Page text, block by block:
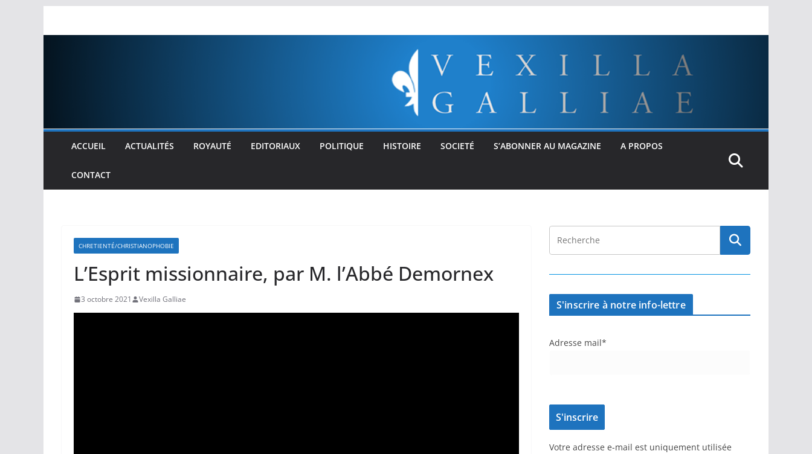
ACCUEIL ACTUALITÉS ROYAUTÉ EDITORIAUX POLITIQUE HISTOIRE SOCIETÉ S’ABONNER AU MAGAZINE A PROPOS
CONTACT
CHRETIENTÉ/CHRISTIANOPHOBIE
L’Esprit missionnaire, par M. l’Abbé Demornex
3 octobre 2021 Vexilla Galliae S'inscrire à notre info-lettre
Adresse mail*
Votre adresse e-mail est uniquement utilisée